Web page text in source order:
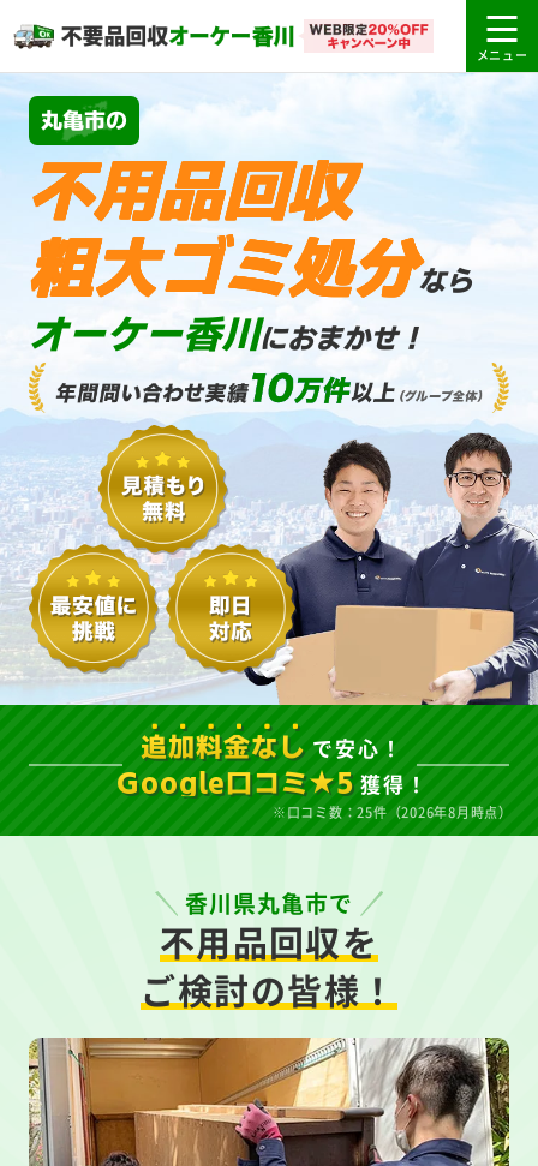
丸亀市の
不用品回収
粗大ゴミ処分なら
オーケー香川におまかせ！
追加料金なし で安心！
Google口コミ★5 獲得！
※口コミ数：25件（2026年8月時点）
香川県丸亀市で
不用品回収を
ご検討の皆様！